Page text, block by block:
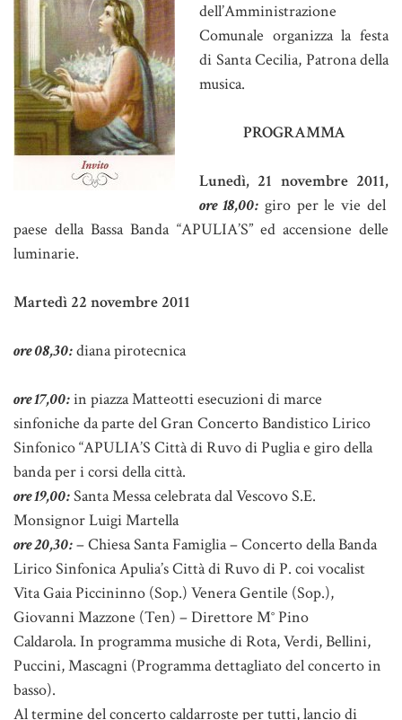
dell’Amministrazione
Comunale organizza la festa
di Santa Cecilia, Patrona della
musica.
PROGRAMMA
Lunedì, 21 novembre 2011,
ore 18,00:giro per le vie del
paese della Bassa Banda “APULIA’S” ed accensione delle
luminarie.
Martedì 22 novembre 2011
ore 08,30:diana pirotecnica
ore 17,00:in piazza Matteotti esecuzioni di marce
sinfoniche da parte del Gran Concerto Bandistico Lirico
Sinfonico “APULIA’S Città di Ruvo di Puglia e giro della
banda per i corsi della città.
ore 19,00:Santa Messa celebrata dal Vescovo S.E.
Monsignor Luigi Martella
ore 20,30:– Chiesa Santa Famiglia – Concerto della Banda
Lirico Sinfonica Apulia’s Città di Ruvo di P. coi vocalist
Vita Gaia Piccininno (Sop.) Venera Gentile (Sop.),
Giovanni Mazzone (Ten) – Direttore M° Pino
Caldarola. In programma musiche di Rota, Verdi, Bellini,
Puccini, Mascagni (Programma dettagliato del concerto in
basso).
Al termine del concerto caldarroste per tutti, lancio di